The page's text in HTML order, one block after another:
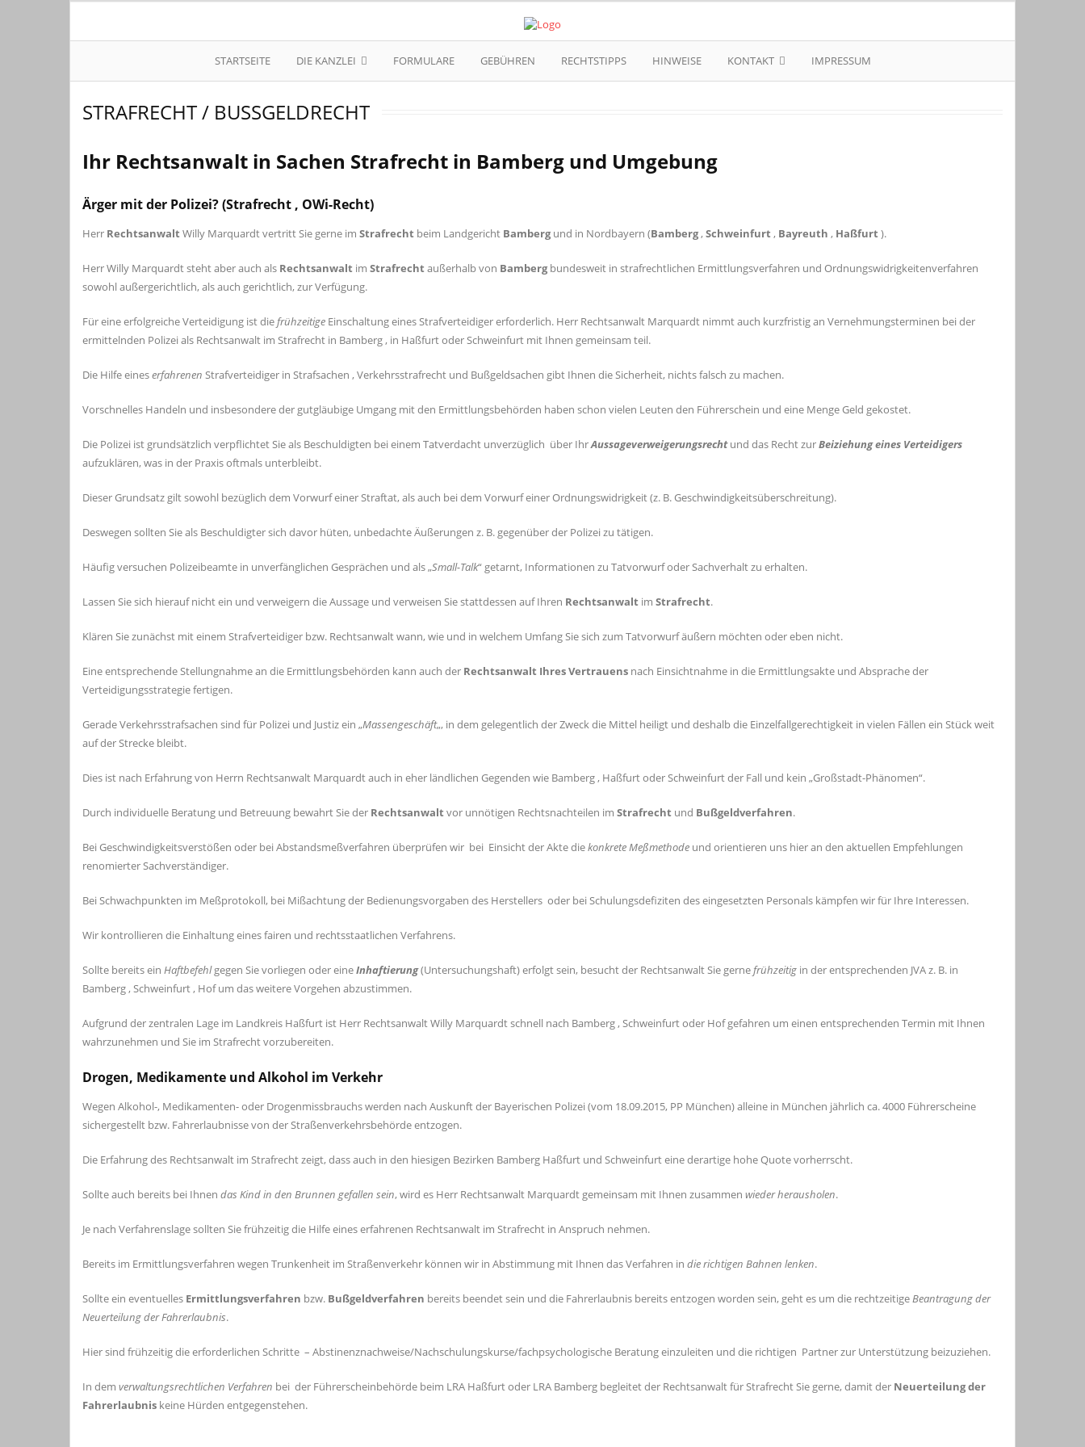
STARTSEITE DIE KANZLEI FORMULARE GEBÜHREN RECHTSTIPPS HINWEISE KONTAKT IMPRESSUM
STRAFRECHT / BUSSGELDRECHT
Ihr Rechtsanwalt in Sachen Strafrecht in Bamberg und Umgebung
Ärger mit der Polizei? (Strafrecht , OWi-Recht)
Herr Rechtsanwalt Willy Marquardt vertritt Sie gerne im Strafrecht beim Landgericht Bambergund in Nordbayern (Bamberg,Schweinfurt , Bayreuth , Haßfurt ).
Herr Willy Marquardt steht aber auch als Rechtsanwalt im Strafrecht außerhalb von Bambergbundesweit in strafrechtlichen Ermittlungsverfahren und Ordnungswidrigkeitenverfahren
sowohl außergerichtlich, als auch gerichtlich, zur Verfügung.
Für eine erfolgreiche Verteidigung ist diefrühzeitige Einschaltung eines Strafverteidiger erforderlich. Herr Rechtsanwalt Marquardt nimmt auch kurzfristig an Vernehmungsterminen bei der
ermittelnden Polizei als Rechtsanwalt im Strafrecht in Bamberg , in Haßfurt oder Schweinfurt mit Ihnen gemeinsam teil.
Die Hilfe eineserfahrenen Strafverteidiger in Strafsachen , Verkehrsstrafrecht und Bußgeldsachen gibt Ihnen die Sicherheit, nichts falsch zu machen.
Vorschnelles Handeln und insbesondere der gutgläubige Umgang mit den Ermittlungsbehörden haben schon vielen Leuten den Führerschein und eine Menge Geld gekostet.
Die Polizei ist grundsätzlich verpflichtet Sie als Beschuldigten bei einem Tatverdacht unverzüglich über IhrAussageverweigerungsrecht und das Recht zurBeiziehung eines Verteidigers
aufzuklären, was in der Praxis oftmals unterbleibt.
Dieser Grundsatz gilt sowohl bezüglich dem Vorwurf einer Straftat, als auch bei dem Vorwurf einer Ordnungswidrigkeit (z. B. Geschwindigkeitsüberschreitung).
Deswegen sollten Sie als Beschuldigter sich davor hüten, unbedachte Äußerungen z. B. gegenüber der Polizei zu tätigen.
Häufig versuchen Polizeibeamte in unverfänglichen Gesprächen und als „Small-Talk“ getarnt, Informationen zu Tatvorwurf oder Sachverhalt zu erhalten.
Lassen Sie sich hierauf nicht ein und verweigern die Aussage und verweisen Sie stattdessen auf Ihren Rechtsanwalt im Strafrecht.
Klären Sie zunächst mit einem Strafverteidiger bzw. Rechtsanwalt wann, wie und in welchem Umfang Sie sich zum Tatvorwurf äußern möchten oder eben nicht.
Eine entsprechende Stellungnahme an die Ermittlungsbehörden kann auch der Rechtsanwalt Ihres Vertrauens nach Einsichtnahme in die Ermittlungsakte und Absprache der
Verteidigungsstrategie fertigen.
Gerade Verkehrsstrafsachen sind für Polizei und Justiz ein „Massengeschäft„, in dem gelegentlich der Zweck die Mittel heiligt und deshalb die Einzelfallgerechtigkeit in vielen Fällen ein Stück weit
auf der Strecke bleibt.
Dies ist nach Erfahrung von Herrn Rechtsanwalt Marquardt auch in eher ländlichen Gegenden wie Bamberg , Haßfurt oder Schweinfurt der Fall und kein „Großstadt-Phänomen“.
Durch individuelle Beratung und Betreuung bewahrt Sie der Rechtsanwalt vor unnötigen Rechtsnachteilen im Strafrecht und Bußgeldverfahren.
Bei Geschwindigkeitsverstößen oder bei Abstandsmeßverfahren überprüfen wir bei Einsicht der Akte diekonkrete Meßmethode und orientieren uns hier an den aktuellen Empfehlungen
renomierter Sachverständiger.
Bei Schwachpunkten im Meßprotokoll, bei Mißachtung der Bedienungsvorgaben des Herstellers oder bei Schulungsdefiziten des eingesetzten Personals kämpfen wir für Ihre Interessen.
Wir kontrollieren die Einhaltung eines fairen und rechtsstaatlichen Verfahrens.
Sollte bereits ein Haftbefehlgegen Sie vorliegen oder eineInhaftierung(Untersuchungshaft) erfolgt sein, besucht der Rechtsanwalt Sie gernefrühzeitig in der entsprechenden JVA z. B. in
Bamberg , Schweinfurt , Hof um das weitere Vorgehen abzustimmen.
Aufgrund der zentralen Lage im Landkreis Haßfurt ist Herr Rechtsanwalt Willy Marquardt schnell nach Bamberg , Schweinfurt oder Hof gefahren um einen entsprechenden Termin mit Ihnen
wahrzunehmen und Sie im Strafrecht vorzubereiten.
Drogen, Medikamente und Alkohol im Verkehr
Wegen Alkohol-, Medikamenten- oder Drogenmissbrauchs werden nach Auskunft der Bayerischen Polizei (vom 18.09.2015, PP München) alleine in München jährlich ca. 4000 Führerscheine
sichergestellt bzw. Fahrerlaubnisse von der Straßenverkehrsbehörde entzogen.
Die Erfahrung des Rechtsanwalt im Strafrecht zeigt, dass auch in den hiesigen Bezirken Bamberg Haßfurt und Schweinfurt eine derartige hohe Quote vorherrscht.
Sollte auch bereits bei Ihnen das Kind in den Brunnen gefallen sein, wird es Herr Rechtsanwalt Marquardt gemeinsam mit Ihnen zusammen wieder herausholen.
Je nach Verfahrenslage sollten Sie frühzeitig die Hilfe eines erfahrenen Rechtsanwalt im Strafrecht in Anspruch nehmen.
Bereits im Ermittlungsverfahren wegen Trunkenheit im Straßenverkehr können wir in Abstimmung mit Ihnen das Verfahren in die richtigen Bahnen lenken.
Sollte ein eventuelles Ermittlungsverfahren bzw. Bußgeldverfahren bereits beendet sein und die Fahrerlaubnis bereits entzogen worden sein, geht es um die rechtzeitigeBeantragung der
Neuerteilung der Fahrerlaubnis.
Hier sind frühzeitig die erforderlichen Schritte – Abstinenznachweise/Nachschulungskurse/fachpsychologische Beratung einzuleiten und die richtigen Partner zur Unterstützung beizuziehen.
In dem verwaltungsrechtlichen Verfahren bei der Führerscheinbehörde beim LRA Haßfurt oder LRA Bamberg begleitet der Rechtsanwalt für Strafrecht Sie gerne, damit der Neuerteilung der
Fahrerlaubnis keine Hürden entgegenstehen.